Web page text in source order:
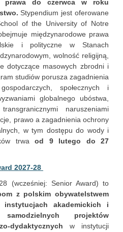
prawa do czerwca w roku
Stypendium jest oferowane
of the University of Notre
międzynarodowe prawa
i polityczne w Stanach
wolność religijną,
dotyczące masowych zbrodni i
studiów porusza zagadnienia
społecznych i
globalnego ubóstwa,
naruszeniami
prawo a zagadnienia ochrony
w tym dostępu do wody i
trwaod 9 lutego do 27
2027-28
(wcześniej: Senior Award) to
z polskim obywatelstwem
akademickich i
projektów
dydaktycznych w instytucji